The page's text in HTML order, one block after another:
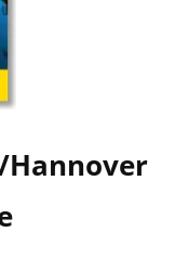
Hannover